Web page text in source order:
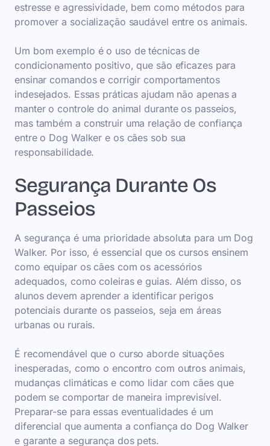
estresse e agressividade, bem como métodos para
promover a socialização saudável entre os animais.
Um bom exemplo é o uso de técnicas de
condicionamento positivo, que são eficazes para
ensinar comandos e corrigir comportamentos
indesejados. Essas práticas ajudam não apenas a
manter o controle do animal durante os passeios,
mas também a construir uma relação de confiança
entre o Dog Walker e os cães sob sua
responsabilidade.
Segurança Durante Os
Passeios
A segurança é uma prioridade absoluta para um Dog
Walker. Por isso, é essencial que os cursos ensinem
como equipar os cães com os acessórios
adequados, como coleiras e guias. Além disso, os
alunos devem aprender a identificar perigos
potenciais durante os passeios, seja em áreas
urbanas ou rurais.
É recomendável que o curso aborde situações
inesperadas, como o encontro com outros animais,
mudanças climáticas e como lidar com cães que
podem se comportar de maneira imprevisível.
Preparar-se para essas eventualidades é um
diferencial que aumenta a confiança do Dog Walker
e garante a segurança dos pets.